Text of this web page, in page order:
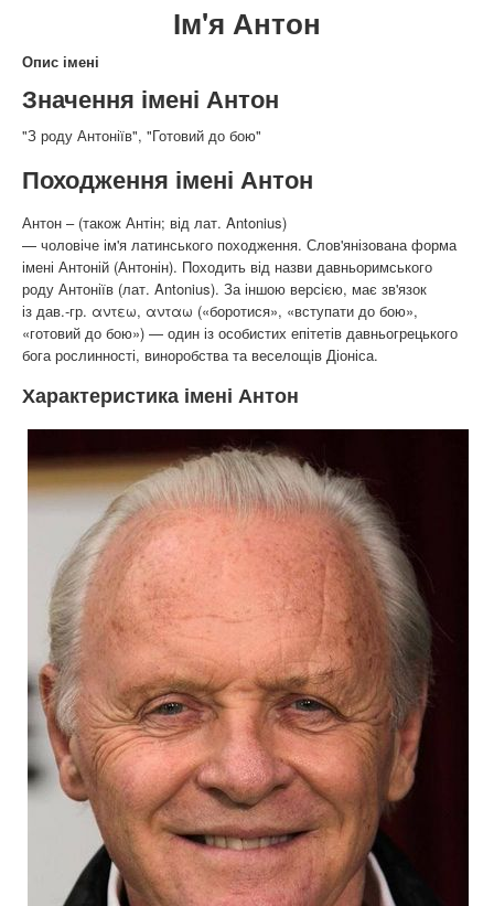
Мати та дитина
Незвідане
Рецепти
Ім'я Антон
Опис імені
Значення імені Антон
"З роду Антоніїв", "Готовий до бою"
Походження імені Антон
Антон – (також Антін; від лат. Antonius)
— чоловіче ім'я латинського походження. Слов'янізована форма
імені Антоній (Антонін). Походить від назви давньоримського
роду Антоніїв (лат. Antonius). За іншою версією, має зв'язок
із дав.-гр. αντεω, ανταω («боротися», «вступати до бою»,
«готовий до бою») — один із особистих епітетів давньогрецького
бога рослинності, виноробства та веселощів Діоніса.
Характеристика імені Антон